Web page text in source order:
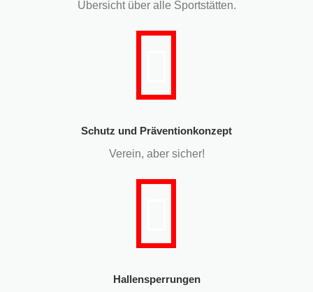
Übersicht über alle Sportstätten.
Schutz und Präventionkonzept
Verein, aber sicher!
Hallensperrungen